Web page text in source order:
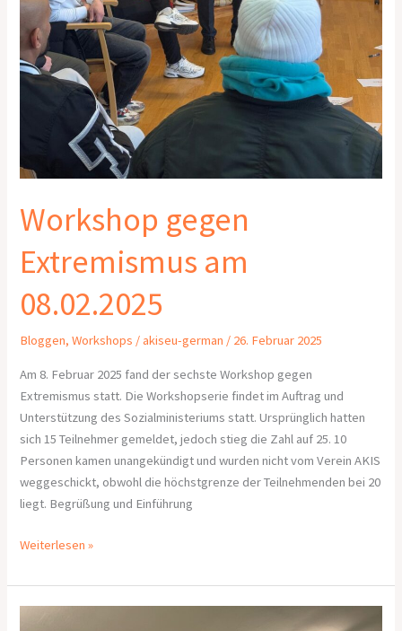
Workshop gegen
Extremismus am
08.02.2025
Bloggen,Workshops /akiseu-german / 26. Februar 2025
Am 8. Februar 2025 fand der sechste Workshop gegen
Extremismus statt. Die Workshopserie findet im Auftrag und
Unterstützung des Sozialministeriums statt. Ursprünglich hatten
sich 15 Teilnehmer gemeldet, jedoch stieg die Zahl auf 25. 10
Personen kamen unangekündigt und wurden nicht vom Verein AKIS
weggeschickt, obwohl die höchstgrenze der Teilnehmenden bei 20
liegt. Begrüßung und Einführung
Weiterlesen »